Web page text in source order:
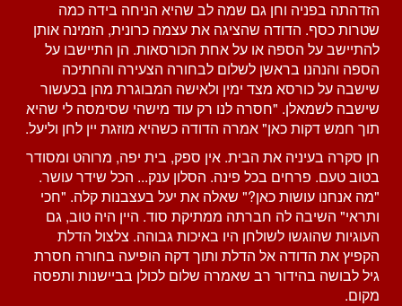
הזדהתה בפניה וחן גם שמה לב שהיא הניחה בידה כמה
שטרות כסף. הדודה שהציגה את עצמה כרונית, הזמינה אותן
להתיישב על הספה או על אחת הכורסאות. הן התיישבו על
הספה והנהנו בראשן לשלום לבחורה הצעירה והחתיכה
שישבה על כורסא מצד ימין ולאישה המבוגרת מהן בכעשור
שישבה לשמאלן. "חסרה לנו רק עוד מישהי שסימסה לי שהיא
תוך חמש דקות כאן" אמרה הדודה כשהיא מוזגת יין לחן וליעל.
חן סקרה בעיניה את הבית. אין ספק, בית יפה, מרוהט ומסודר
בטוב טעם. פרחים בכל פינה. הסלון ענק... הכל שידר עושר.
"מה אנחנו עושות כאן?" שאלה את יעל בעצבנות קלה. "חכי
ותראי" השיבה לה חברתה ממתיקת סוד. היין היה טוב, גם
העוגיות שהוגשו לשולחן היו באיכות גבוהה. צלצול הדלת
הקפיץ את הדודה אל הדלת ותוך דקה הופיעה בחורה חסרת
גיל לבושה בהידור רב שאמרה שלום לכולן בביישנות ותפסה
מקום.